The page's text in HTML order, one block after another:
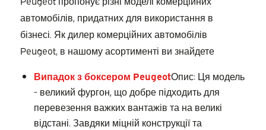
автомобілів, придатних для використання в
бізнесі. Як дилер комерційних автомобілів
Peugeot, в нашому асортименті ви знайдете
Випадок з боксером PeugeotОпис: Ця модель
- великий фургон, що добре підходить для
перевезення важких вантажів та на великі
відстані. Завдяки міцній конструкції та